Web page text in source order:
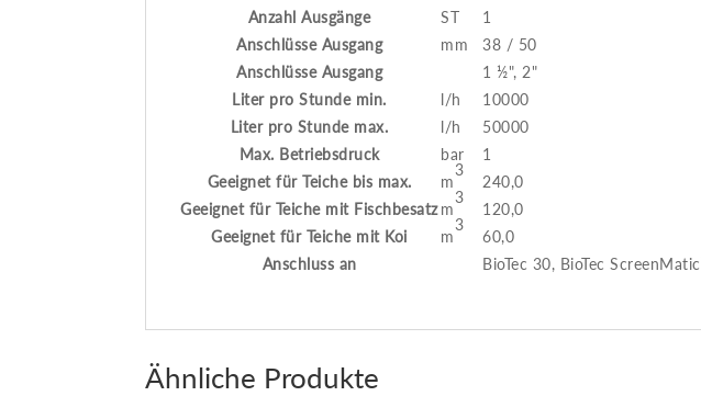
Anzahl Ausgänge
ST
1
Anschlüsse Ausgang
mm
38 / 50
Anschlüsse Ausgang
1 ½", 2"
Liter pro Stunde min.
l/h
10000
Liter pro Stunde max.
l/h
50000
Max. Betriebsdruck
bar
1
Geeignet für Teiche bis max.
m
3
240,0
Geeignet für Teiche mit Fischbesatzm
3
120,0
Geeignet für Teiche mit Koi
m
3
60,0
Anschluss an
BioTec 30, BioTec ScreenMatic
Ähnliche Produkte